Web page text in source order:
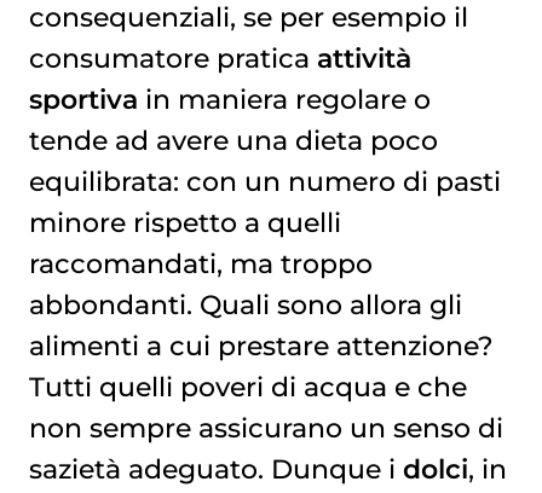
consequenziali, se per esempio il
consumatore pratica attività
sportiva in maniera regolare o
tende ad avere una dieta poco
equilibrata: con un numero di pasti
minore rispetto a quelli
raccomandati, ma troppo
abbondanti. Quali sono allora gli
alimenti a cui prestare attenzione?
Tutti quelli poveri di acqua e che
non sempre assicurano un senso di
sazietà adeguato. Dunque i dolci, in